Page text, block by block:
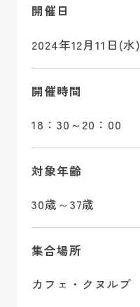
開催日
2024年12月11日(水)
開催時間
18：30～20：00
対象年齢
30歳～37歳
集合場所
カフェ・クヌルプ